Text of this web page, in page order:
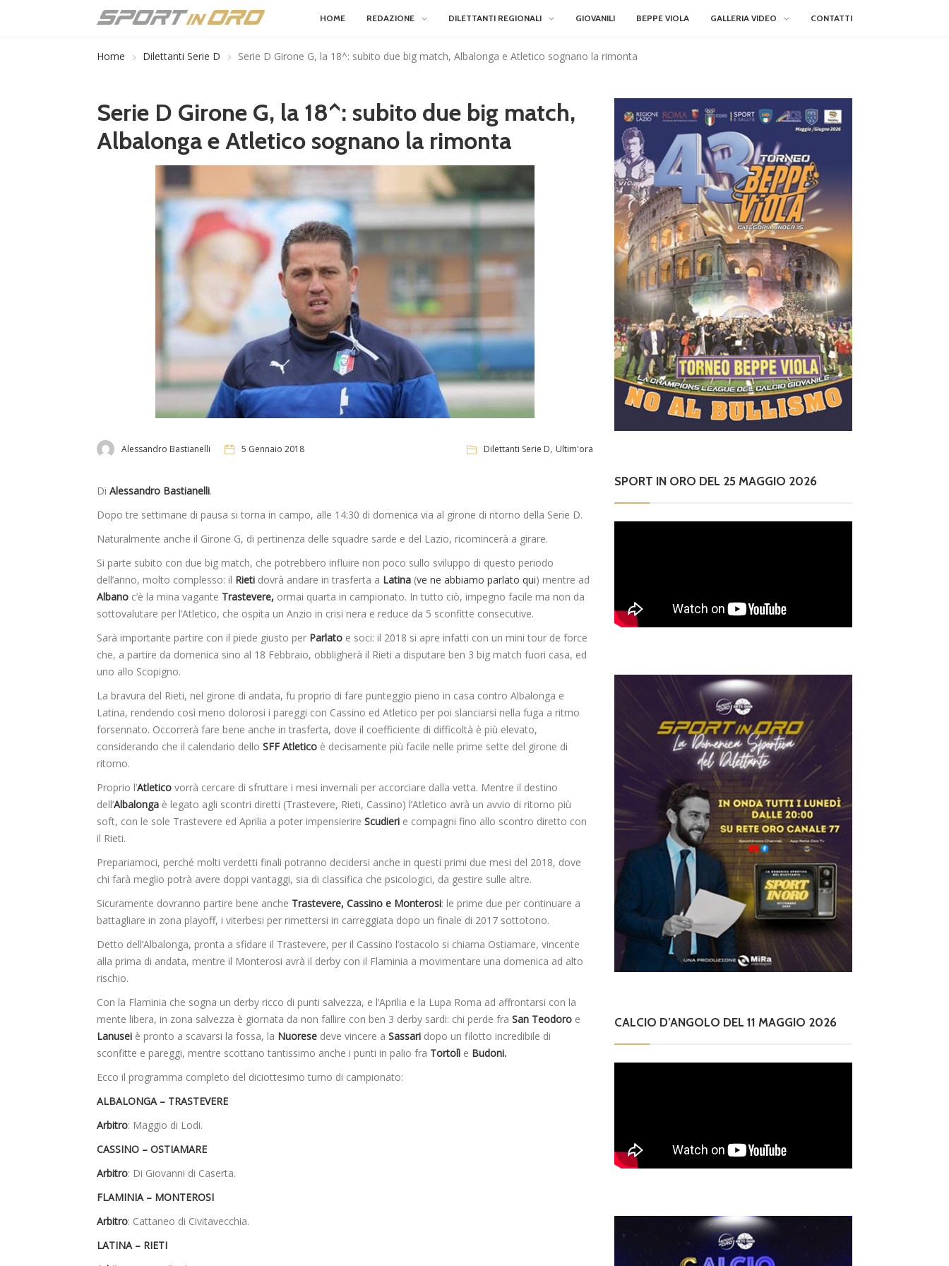
HOME REDAZIONE DILETTANTI REGIONALI GIOVANILI BEPPE VIOLA GALLERIA VIDEO CONTATTI
Home Dilettanti Serie D Serie D Girone G, la 18^: subito due big match, Albalonga e Atletico sognano la rimonta
Serie D Girone G, la 18^: subito due big match,
Albalonga e Atletico sognano la rimonta
Alessandro Bastianelli 5 Gennaio 2018 Dilettanti Serie D, Ultim'ora
Di Alessandro Bastianelli.
Dopo tre settimane di pausa si torna in campo, alle 14:30 di domenica via al girone di ritorno della Serie D.
Naturalmente anche il Girone G, di pertinenza delle squadre sarde e del Lazio, ricomincerà a girare.
Si parte subito con due big match, che potrebbero influire non poco sullo sviluppo di questo periodo
dell’anno, molto complesso: il Rieti dovrà andare in trasferta a Latina (ve ne abbiamo parlato qui) mentre ad
Albano c’è la mina vagante Trastevere, ormai quarta in campionato. In tutto ciò, impegno facile ma non da
sottovalutare per l’Atletico, che ospita un Anzio in crisi nera e reduce da 5 sconfitte consecutive.
Sarà importante partire con il piede giusto per Parlato e soci: il 2018 si apre infatti con un mini tour de force
che, a partire da domenica sino al 18 Febbraio, obbligherà il Rieti a disputare ben 3 big match fuori casa, ed
uno allo Scopigno.
La bravura del Rieti, nel girone di andata, fu proprio di fare punteggio pieno in casa contro Albalonga e
Latina, rendendo così meno dolorosi i pareggi con Cassino ed Atletico per poi slanciarsi nella fuga a ritmo
forsennato. Occorrerà fare bene anche in trasferta, dove il coefficiente di difficoltà è più elevato,
considerando che il calendario dello SFF Atletico è decisamente più facile nelle prime sette del girone di
ritorno.
Proprio l’Atletico vorrà cercare di sfruttare i mesi invernali per accorciare dalla vetta. Mentre il destino
dell’Albalonga è legato agli scontri diretti (Trastevere, Rieti, Cassino) l’Atletico avrà un avvio di ritorno più
soft, con le sole Trastevere ed Aprilia a poter impensierire Scudieri e compagni fino allo scontro diretto con
il Rieti.
Prepariamoci, perché molti verdetti finali potranno decidersi anche in questi primi due mesi del 2018, dove
chi farà meglio potrà avere doppi vantaggi, sia di classifica che psicologici, da gestire sulle altre.
Sicuramente dovranno partire bene anche Trastevere, Cassino e Monterosi: le prime due per continuare a
battagliare in zona playoff, i viterbesi per rimettersi in carreggiata dopo un finale di 2017 sottotono.
Detto dell’Albalonga, pronta a sfidare il Trastevere, per il Cassino l’ostacolo si chiama Ostiamare, vincente
alla prima di andata, mentre il Monterosi avrà il derby con il Flaminia a movimentare una domenica ad alto
rischio.
Con la Flaminia che sogna un derby ricco di punti salvezza, e l’Aprilia e la Lupa Roma ad affrontarsi con la
mente libera, in zona salvezza è giornata da non fallire con ben 3 derby sardi: chi perde fra San Teodoro e
Lanusei è pronto a scavarsi la fossa, la Nuorese deve vincere a Sassari dopo un filotto incredibile di
sconfitte e pareggi, mentre scottano tantissimo anche i punti in palio fra Tortolì e Budoni.
Ecco il programma completo del diciottesimo turno di campionato:
ALBALONGA – TRASTEVERE
Arbitro: Maggio di Lodi.
CASSINO – OSTIAMARE
Arbitro: Di Giovanni di Caserta.
FLAMINIA – MONTEROSI
Arbitro: Cattaneo di Civitavecchia.
LATINA – RIETI
SPORT IN ORO DEL 25 MAGGIO 2026
CALCIO D’ANGOLO DEL 11 MAGGIO 2026